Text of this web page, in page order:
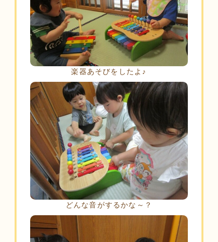
楽器あそびをしたよ♪
どんな音がするかな～？